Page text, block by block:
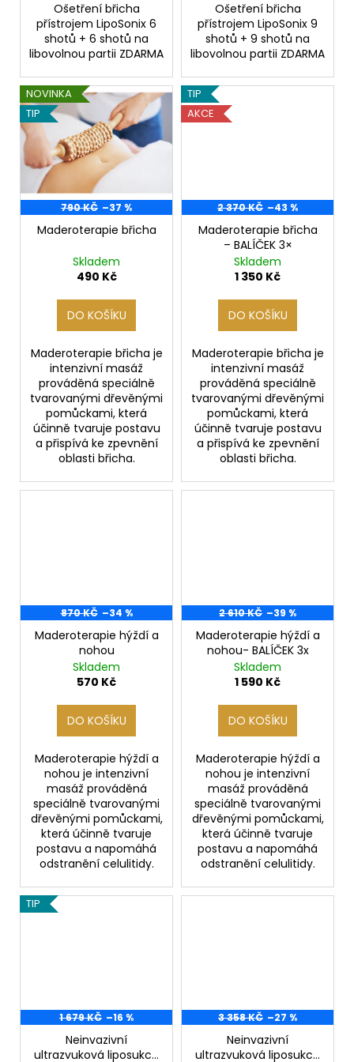
Ošetření břicha
přístrojem LipoSonix 6
shotů + 6 shotů na
libovolnou partii ZDARMA
Ošetření břicha
přístrojem LipoSonix 9
shotů + 9 shotů na
libovolnou partii ZDARMA
NOVINKA
TIP
790 KČ –37 %
Maderoterapie břicha
Skladem
490 Kč
DO KOŠÍKU
Maderoterapie břicha je
intenzivní masáž
prováděná speciálně
tvarovanými dřevěnými
pomůckami, která
účinně tvaruje postavu
a přispívá ke zpevnění
oblasti břicha.
TIP
AKCE
2 370 KČ –43 %
Maderoterapie břicha
– BALÍČEK 3×
Skladem
1 350 Kč
DO KOŠÍKU
Maderoterapie břicha je
intenzivní masáž
prováděná speciálně
tvarovanými dřevěnými
pomůckami, která
účinně tvaruje postavu
a přispívá ke zpevnění
oblasti břicha.
870 KČ –34 %
Maderoterapie hýždí a
nohou
Skladem
570 Kč
DO KOŠÍKU
Maderoterapie hýždí a
nohou je intenzivní
masáž prováděná
speciálně tvarovanými
dřevěnými pomůckami,
která účinně tvaruje
postavu a napomáhá
odstranění celulitidy.
2 610 KČ –39 %
Maderoterapie hýždí a
nohou- BALÍČEK 3x
Skladem
1 590 Kč
DO KOŠÍKU
Maderoterapie hýždí a
nohou je intenzivní
masáž prováděná
speciálně tvarovanými
dřevěnými pomůckami,
která účinně tvaruje
postavu a napomáhá
odstranění celulitidy.
TIP
1 679 KČ –16 %
Neinvazivní
ultrazvuková liposukce
3 358 KČ –27 %
Neinvazivní
ultrazvuková liposukce
m
e